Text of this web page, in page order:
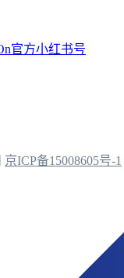
京ICP备15008605号-1